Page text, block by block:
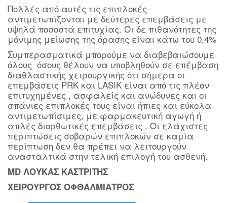
Πολλές από αυτές τις επιπλοκές
αντιμετωπίζονται με δεύτερες επεμβάσεις με
υψηλά ποσοστά επιτυχίας. Οι δε πιθανότητες της
μόνιμης μείωσης της όρασης είναι κάτω του 0,4%
Συμπερασματικά μπορούμε να διαβεβαιώσουμε
όλους όσους θέλουν να υποβληθούν σε επέμβαση
διαθλαστικής χειρουργικής ότι σήμερα οι
επεμβάσεις PRK και LASIK είναι από τις πλέον
επιτυχημένες , ασφαλείς και ανώδυνες και οι
σπάνιες επιπλοκές τους είναι ήπιες και εύκολα
αντιμετωπίσιμες, με φαρμακευτική αγωγή ή
απλές διορθωτικές επεμβάσεις . Οι ελάχιστες
περιπτώσεις σοβαρών επιπλοκών σε καμία
περίπτωση δεν θα πρέπει να λειτουργούν
ανασταλτικά στην τελική επιλογή του ασθενή.
MD ΛΟΥΚΑΣ ΚΑΣΤΡΙΤΗΣ
ΧΕΙΡΟΥΡΓΟΣ ΟΦΘΑΛΜΙΑΤΡΟΣ